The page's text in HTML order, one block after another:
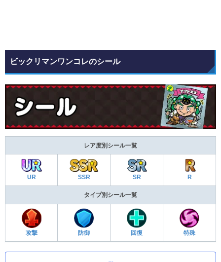
ビックリマンワンコレのシール
レア度別シール一覧
UR SSR SR R
タイプ別シール一覧
攻撃 防御 回復 特殊